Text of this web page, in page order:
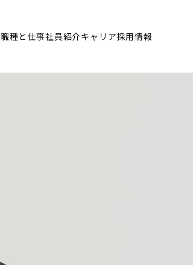
職種と仕事社員紹介キャリア採用情報